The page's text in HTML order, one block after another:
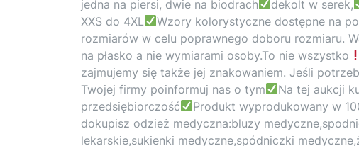
jedna na piersi, dwie na biodrach
dekolt w serek,
XXS do 4XL
Wzory kolorystyczne dostępne na
rozmiarów w celu poprawnego doboru rozmiaru.
na płasko a nie wymiarami osoby.To nie wszystko
zajmujemy się także jej znakowaniem. Jeśli
Twojej firmy poinformuj nas o tym
Na tej aukcji
przedsiębiorczość
Produkt wyprodukowany w
dokupisz odzież medyczna:bluzy
lekarskie,sukienki medyczne,spódniczki